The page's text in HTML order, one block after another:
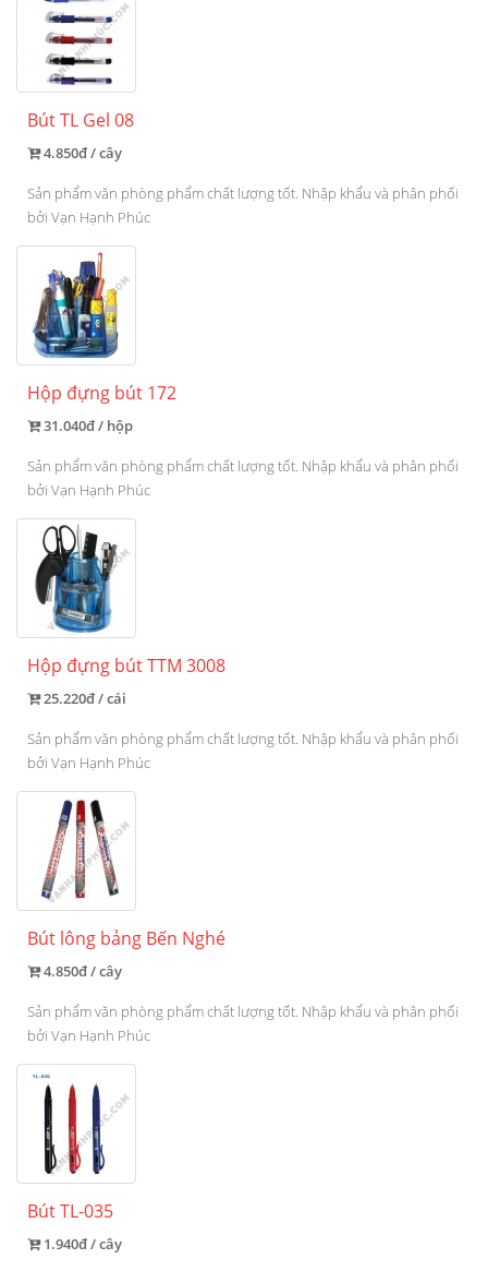
Bút TL Gel 08
4.850đ / cây
Sản phẩm văn phòng phẩm chất lượng tốt. Nhập khẩu và phân phối
bởi Vạn Hạnh Phúc
Hộp đựng bút 172
31.040đ / hộp
Sản phẩm văn phòng phẩm chất lượng tốt. Nhập khẩu và phân phối
bởi Vạn Hạnh Phúc
Hộp đựng bút TTM 3008
25.220đ / cái
Sản phẩm văn phòng phẩm chất lượng tốt. Nhập khẩu và phân phối
bởi Vạn Hạnh Phúc
Bút lông bảng Bến Nghé
4.850đ / cây
Sản phẩm văn phòng phẩm chất lượng tốt. Nhập khẩu và phân phối
bởi Vạn Hạnh Phúc
Bút TL-035
1.940đ / cây